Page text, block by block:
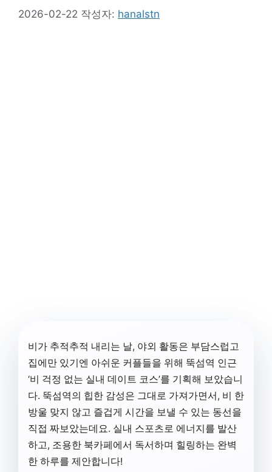
2026-02-22 작성자: hanalstn
비가 추적추적 내리는 날, 야외 활동은 부담스럽고
집에만 있기엔 아쉬운 커플들을 위해 뚝섬역 인근
‘비 걱정 없는 실내 데이트 코스’를 기획해 보았습니
다. 뚝섬역의 힙한 감성은 그대로 가져가면서, 비 한
방울 맞지 않고 즐겁게 시간을 보낼 수 있는 동선을
직접 짜보았는데요. 실내 스포츠로 에너지를 발산
하고, 조용한 북카페에서 독서하며 힐링하는 완벽
한 하루를 제안합니다!